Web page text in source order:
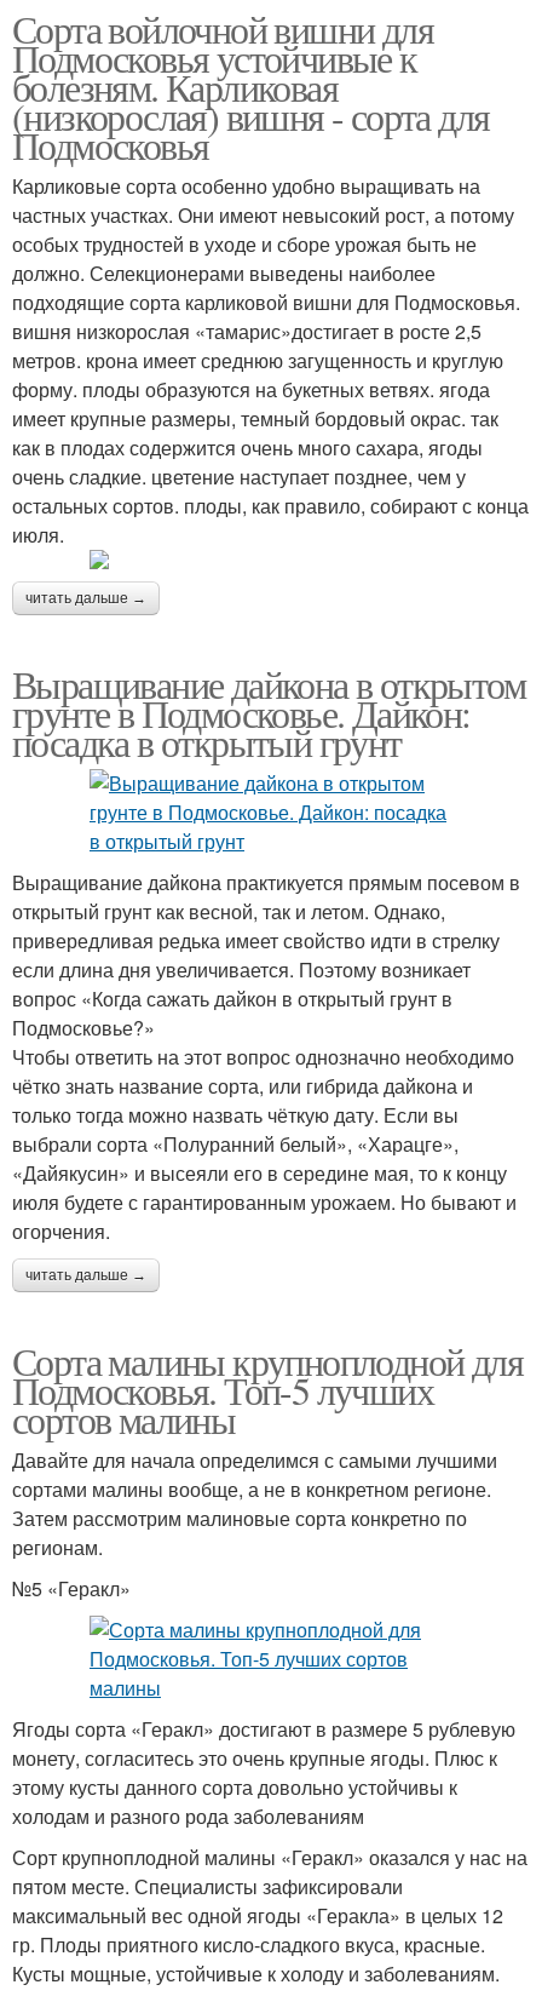
Сорта войлочной вишни для
Подмосковья устойчивые к
болезням. Карликовая
(низкорослая) вишня - сорта для
Подмосковья
Карликовые сорта особенно удобно выращивать на
частных участках. Они имеют невысокий рост, а потому
особых трудностей в уходе и сборе урожая быть не
должно. Селекционерами выведены наиболее
подходящие сорта карликовой вишни для Подмосковья.
вишня низкорослая «тамарис»достигает в росте 2,5
метров. крона имеет среднюю загущенность и круглую
форму. плоды образуются на букетных ветвях. ягода
имеет крупные размеры, темный бордовый окрас. так
как в плодах содержится очень много сахара, ягоды
очень сладкие. цветение наступает позднее, чем у
остальных сортов. плоды, как правило, собирают с конца
июля.
читать дальше →
Выращивание дайкона в открытом
грунте в Подмосковье. Дайкон:
посадка в открытый грунт
Выращивание дайкона практикуется прямым посевом в
открытый грунт как весной, так и летом. Однако,
привередливая редька имеет свойство идти в стрелку
если длина дня увеличивается. Поэтому возникает
вопрос «Когда сажать дайкон в открытый грунт в
Подмосковье?»
Чтобы ответить на этот вопрос однозначно необходимо
чётко знать название сорта, или гибрида дайкона и
только тогда можно назвать чёткую дату. Если вы
выбрали сорта «Полуранний белый», «Харацге»,
«Дайякусин» и высеяли его в середине мая, то к концу
июля будете с гарантированным урожаем. Но бывают и
огорчения.
читать дальше →
Сорта малины крупноплодной для
Подмосковья. Топ-5 лучших
сортов малины
Давайте для начала определимся с самыми лучшими
сортами малины вообще, а не в конкретном регионе.
Затем рассмотрим малиновые сорта конкретно по
регионам.
№5 «Геракл»
Ягоды сорта «Геракл» достигают в размере 5 рублевую
монету, согласитесь это очень крупные ягоды. Плюс к
этому кусты данного сорта довольно устойчивы к
холодам и разного рода заболеваниям
Сорт крупноплодной малины «Геракл» оказался у нас на
пятом месте. Специалисты зафиксировали
максимальный вес одной ягоды «Геракла» в целых 12
гр. Плоды приятного кисло-сладкого вкуса, красные.
Кусты мощные, устойчивые к холоду и заболеваниям.